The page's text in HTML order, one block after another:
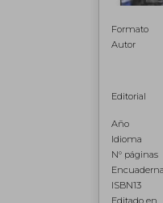
Formato
Autor
Editorial
Año
Idioma
N° páginas
ISBN13
Editado en